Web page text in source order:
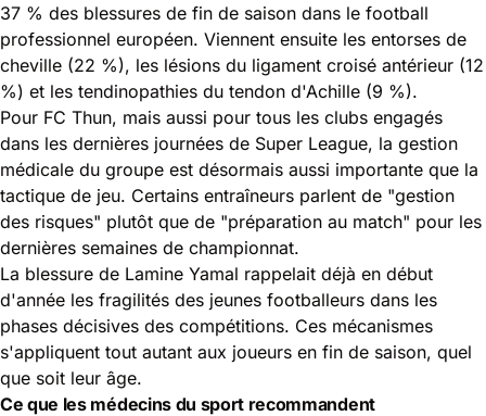
37 % des blessures de fin de saison dans le football
professionnel européen. Viennent ensuite les entorses de
cheville (22 %), les lésions du ligament croisé antérieur (12
%) et les tendinopathies du tendon d'Achille (9 %).
Pour FC Thun, mais aussi pour tous les clubs engagés
dans les dernières journées de Super League, la gestion
médicale du groupe est désormais aussi importante que la
tactique de jeu. Certains entraîneurs parlent de "gestion
des risques" plutôt que de "préparation au match" pour les
dernières semaines de championnat.
La blessure de Lamine Yamal rappelait déjà en début
d'année les fragilités des jeunes footballeurs dans les
phases décisives des compétitions. Ces mécanismes
s'appliquent tout autant aux joueurs en fin de saison, quel
que soit leur âge.
Ce que les médecins du sport recommandent